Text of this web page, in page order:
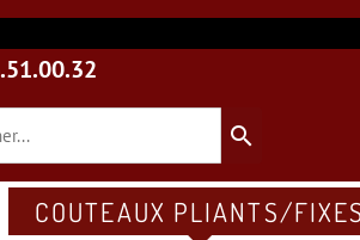
search
COUTEAUX PLIANTS/FIXES